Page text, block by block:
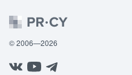
© 2006—2026